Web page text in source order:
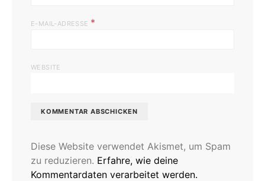
E-MAIL-ADRESSE *
WEBSITE
Diese Website verwendet Akismet, um Spam
zu reduzieren. Erfahre, wie deine
Kommentardaten verarbeitet werden.